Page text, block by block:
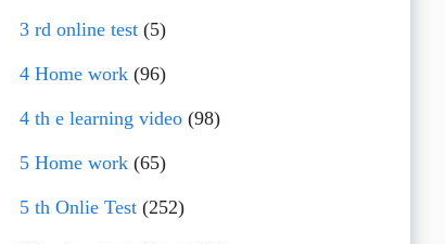
3 rd online test(5)
4 Home work(96)
4 th e learning video(98)
5 Home work(65)
5 th Onlie Test(252)